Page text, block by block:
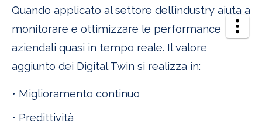
Quando applicato al settore dell’industry aiuta a
monitorare e ottimizzare le performance
aziendali quasi in tempo reale. Il valore
aggiunto dei Digital Twin si realizza in:
• Miglioramento continuo
• Predittività